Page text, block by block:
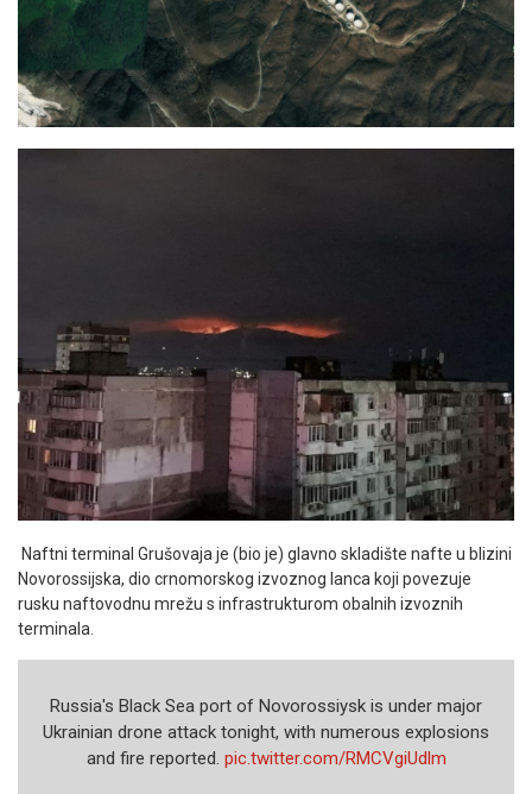
Naftni terminal Grušovaja je (bio je) glavno skladište nafte u blizini
Novorossijska, dio crnomorskog izvoznog lanca koji povezuje
rusku naftovodnu mrežu s infrastrukturom obalnih izvoznih
terminala.
Russia's Black Sea port of Novorossiysk is under major
Ukrainian drone attack tonight, with numerous explosions
and fire reported. pic.twitter.com/RMCVgiUdlm